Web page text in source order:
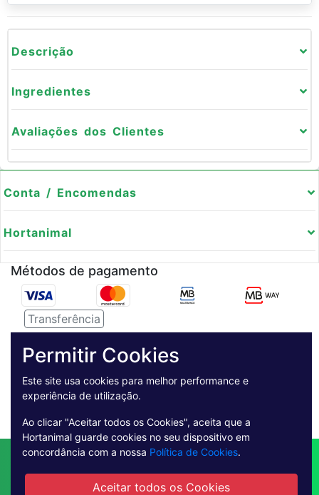
Descrição
Ingredientes
Avaliações dos Clientes
Conta / Encomendas
Hortanimal
Métodos de pagamento
Transferência
Pagamento Seguro
Contactos Envio
Condições de Venda
Permitir Cookies
Este site usa cookies para melhor performance e
experiência de utilização.
Ao clicar "Aceitar todos os Cookies", aceita que a
Hortanimal guarde cookies no seu dispositivo em
concordância com a nossa Política de Cookies.
Aceitar todos os Cookies